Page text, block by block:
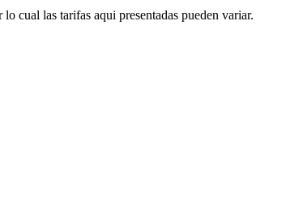
cual las tarifas aqui presentadas pueden variar.